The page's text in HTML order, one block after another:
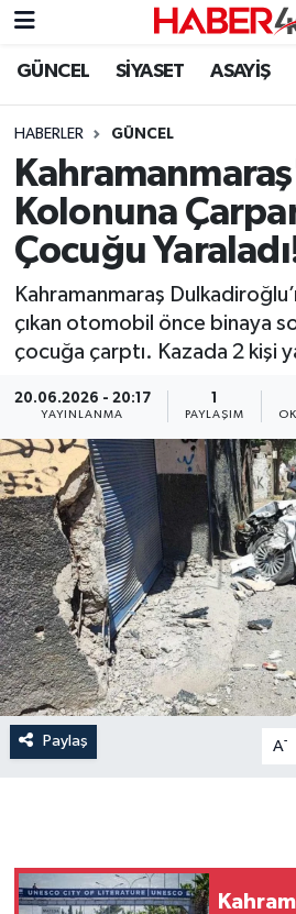
GÜNCEL SİYASET ASAYİŞ
HABERLER GÜNCEL
Kolonuna
Çocuğu
Kahramanmaraş
çıkan otomobil önce binaya
çocuğa çarptı. Kazada 2 kişi
20.06.2026 - 20:17
YAYINLANMA PAYLAŞIM
Paylaş A-
GÜNCEL
SİYASET
EKONOMİ
SPOR
YAŞAM
TEKNOLOJİ
SAĞLIK
EĞİTİM
İLÇE HABERLERİ
KÜLTÜR-SANAT
KSÜ
DÜNYA
ROPORTAJ
KADIN-AİLE
Nöbetçi Eczaneler
Hava Durumu
Kahramanmaraş Namaz
Trafik Durumu
Süper Lig Puan Durumu ve
Tüm Manşetler
Son Dakika Haberleri
Haber Arşivi